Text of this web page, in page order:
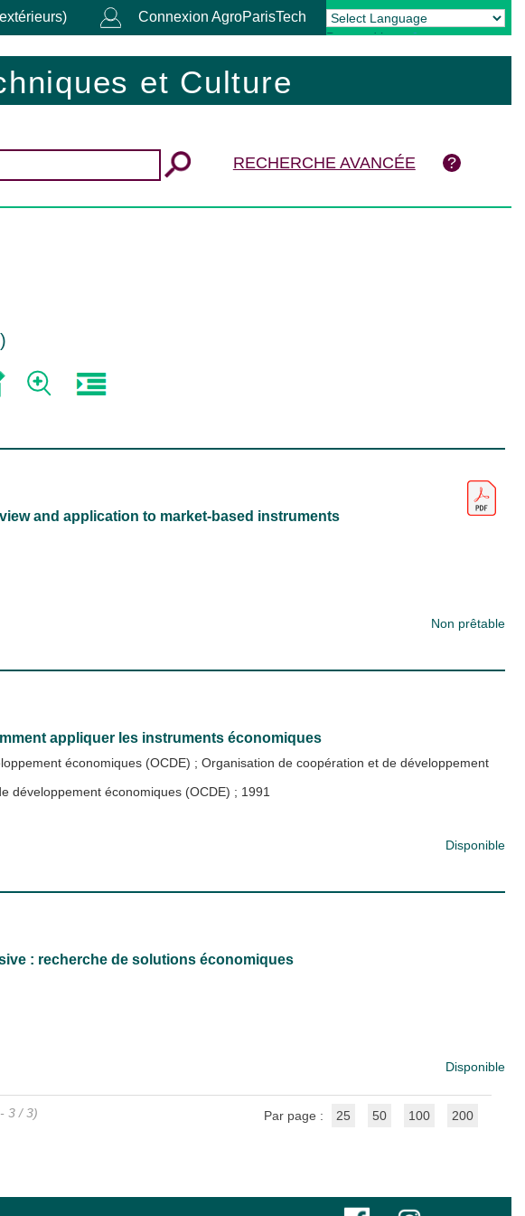
Connexion AgroParisTech
Powered by Translate
et Culture
RECHERCHE AVANCÉE
)
and application to market-based instruments
Non prêtable
appliquer les instruments économiques
économiques (OCDE) ; Organisation de coopération et de développement
développement économiques (OCDE) ; 1991
Disponible
: recherche de solutions économiques
Disponible
3 / 3) Par page : 25 50 100 200